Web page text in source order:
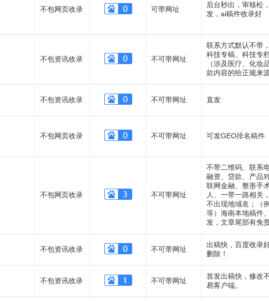
不包网页收录 可带网址
后台秒出，审核松
发，ai稿件收录好
不包资讯收录 不可带网址
联系方式默认不带
科技专稿、科技专
（涉及医疗、化妆
款内容的给正规来源
不包资讯收录 不可带网址 直发
不包网页收录 不可带网址 可发GEO排名稿件
不包网页收录 不可带网址
不带二维码、联系
融资、贷款、产品
联网金融、整形手
人、一带一路相关
不出现地域名；（
等）海南本地稿件
发，文章尾部有免
不包资讯收录 不可带网址
出稿快，百度收录
删除！
不包资讯收录 不可带网址
首发出稿快，修改
易客户端。